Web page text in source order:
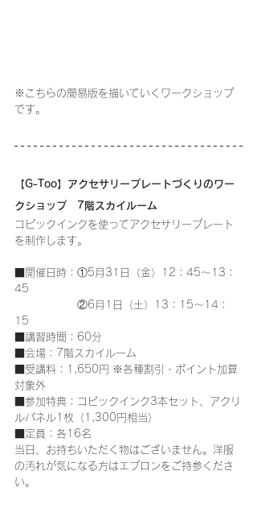
※こちらの簡易版を描いていくワークショップ
です。
【G-Too】アクセサリープレートづくりのワー
クショップ　7階スカイルーム
コピックインクを使ってアクセサリープレート
を制作します。
■開催日時：①5月31日（金）12：45～13：
45
②6月1日（土）13：15～14：
15
■講習時間：60分
■会場：7階スカイルーム
■受講料：1,650円 ※各種割引・ポイント加算
対象外
■参加特典：
コピックインク3本セット、アクリ
ルパネル1枚（1,300円相当）
■定員：各16名
当日、お持ちいただく物はございません。洋服
の汚れが気になる方はエプロンをご持参くださ
い。